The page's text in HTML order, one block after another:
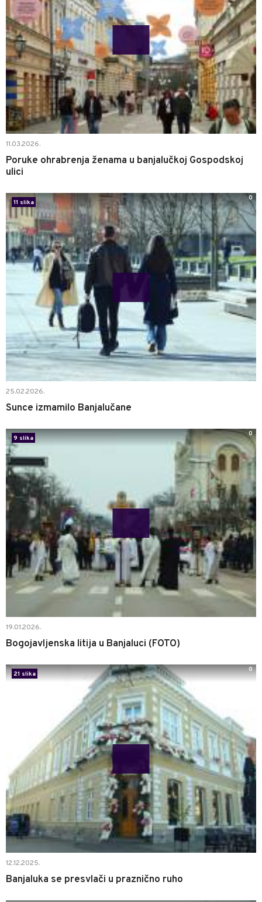
11.03.2026.
Poruke ohrabrenja ženama u banjalučkoj Gospodskoj
ulici
25.02.2026.
Sunce izmamilo Banjalučane
11 slika
0
19.01.2026.
Bogojavljenska litija u Banjaluci (FOTO)
9 slika
0
12.12.2025.
Banjaluka se presvlači u praznično ruho
21 slika
0